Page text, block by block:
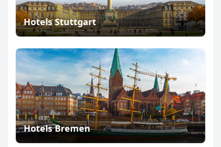
Hotels Stuttgart
Hotels Bremen